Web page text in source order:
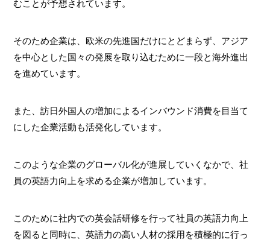
むことが予想されています。
そのため企業は、欧米の先進国だけにとどまらず、アジア
を中心とした国々の発展を取り込むために一段と海外進出
を進めています。
また、訪日外国人の増加によるインバウンド消費を目当て
にした企業活動も活発化しています。
このような企業のグローバル化が進展していくなかで、社
員の英語力向上を求める企業が増加しています。
このために社内での英会話研修を行って社員の英語力向上
を図ると同時に、英語力の高い人材の採用を積極的に行っ